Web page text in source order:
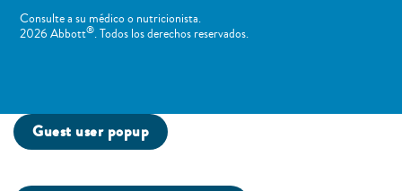
Consulte a su médico o nutricionista.
2026 Abbott®. Todos los derechos reservados.
Guest user popup